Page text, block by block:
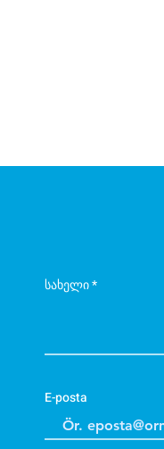
სახელი
E-posta